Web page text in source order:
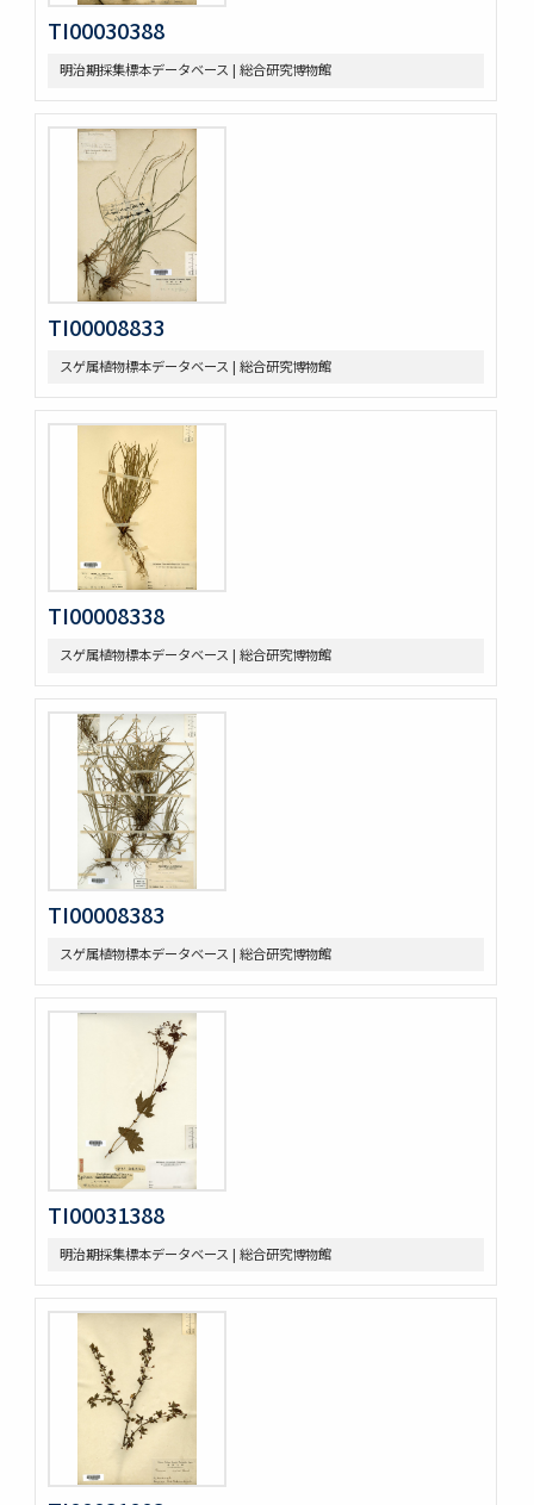
TI00030388
明治期採集標本データベース | 総合研究博物館
TI00008833
スゲ属植物標本データベース | 総合研究博物館
TI00008338
スゲ属植物標本データベース | 総合研究博物館
TI00008383
スゲ属植物標本データベース | 総合研究博物館
TI00031388
明治期採集標本データベース | 総合研究博物館